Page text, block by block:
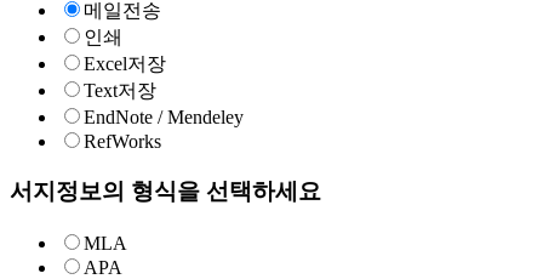
메일전송
인쇄
Excel저장
Text저장
EndNote / Mendeley
RefWorks
서지정보의 형식을 선택하세요
MLA
APA